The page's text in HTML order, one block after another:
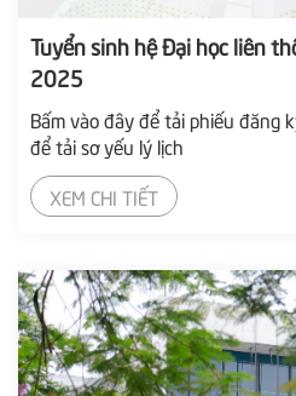
Tuyển sinh hệ Đại học liên
2025
Bấm vào đây để tải phiếu đăng ký xét
để tải sơ yếu lý lịch
XEM CHI TIẾT